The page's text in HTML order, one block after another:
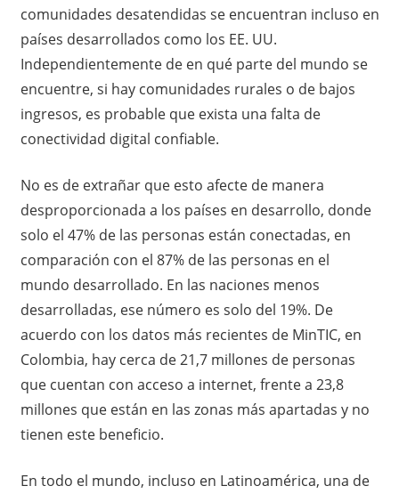
comunidades desatendidas se encuentran incluso en
países desarrollados como los EE. UU.
Independientemente de en qué parte del mundo se
encuentre, si hay comunidades rurales o de bajos
ingresos, es probable que exista una falta de
conectividad digital confiable.
No es de extrañar que esto afecte de manera
desproporcionada a los países en desarrollo, donde
solo el 47% de las personas están conectadas, en
comparación con el 87% de las personas en el
mundo desarrollado. En las naciones menos
desarrolladas, ese número es solo del 19%. De
acuerdo con los datos más recientes de MinTIC, en
Colombia, hay cerca de 21,7 millones de personas
que cuentan con acceso a internet, frente a 23,8
millones que están en las zonas más apartadas y no
tienen este beneficio.
En todo el mundo, incluso en Latinoamérica, una de